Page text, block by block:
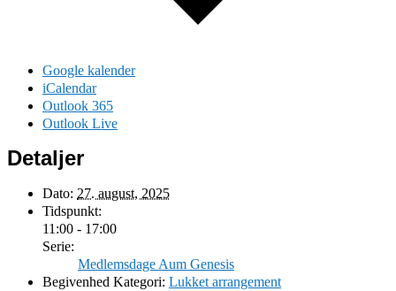
Google kalender
iCalendar
Outlook 365
Outlook Live
Detaljer
Dato: 27. august, 2025
Tidspunkt:
11:00 - 17:00
Serie:
Medlemsdage Aum Genesis
Begivenhed Kategori: Lukket arrangement